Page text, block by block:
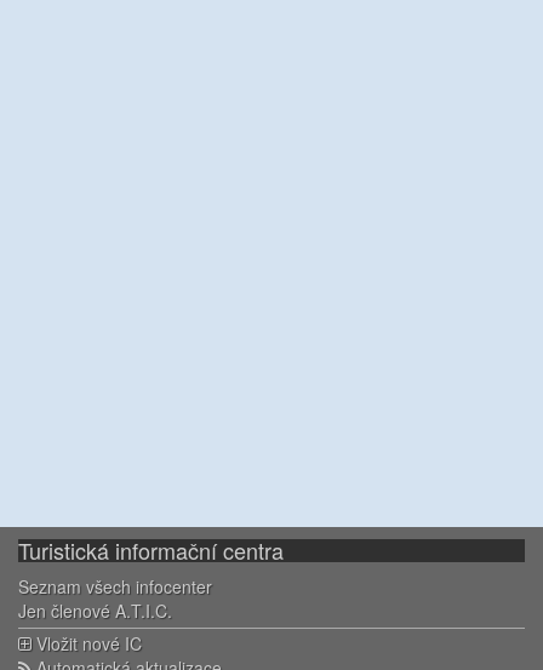
Turistická informační centra
Seznam všech infocenter
Jen členové A.T.I.C.
Vložit nové IC